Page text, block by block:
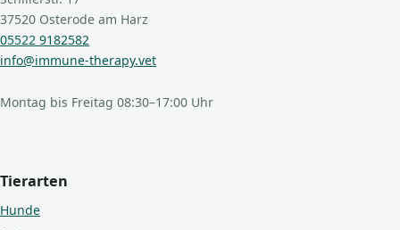
37520 Osterode am Harz
05522 9182582
info@immune-therapy.vet
Montag bis Freitag 08:30–17:00 Uhr
Tierarten
Hunde